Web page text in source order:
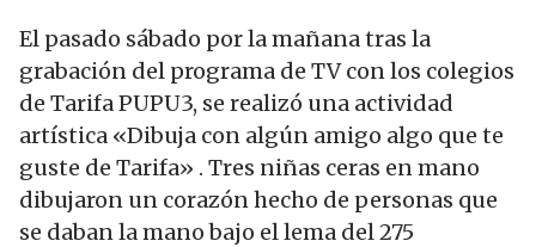
El pasado sábado por la mañana tras la
grabación del programa de TV con los colegios
de Tarifa PUPU3, se realizó una actividad
artística «Dibuja con algún amigo algo que te
guste de Tarifa» . Tres niñas ceras en mano
dibujaron un corazón hecho de personas que
se daban la mano bajo el lema del 275